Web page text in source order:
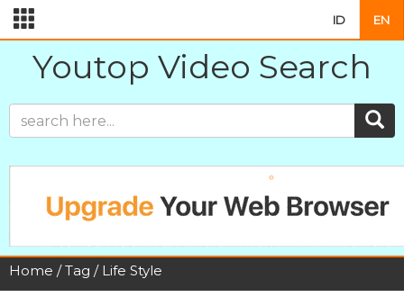
ID EN
Youtop Video Search
Home /Tag / Life Style